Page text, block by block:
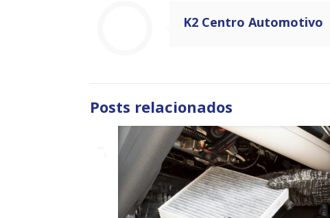
K2 Centro Automotivo
Posts relacionados